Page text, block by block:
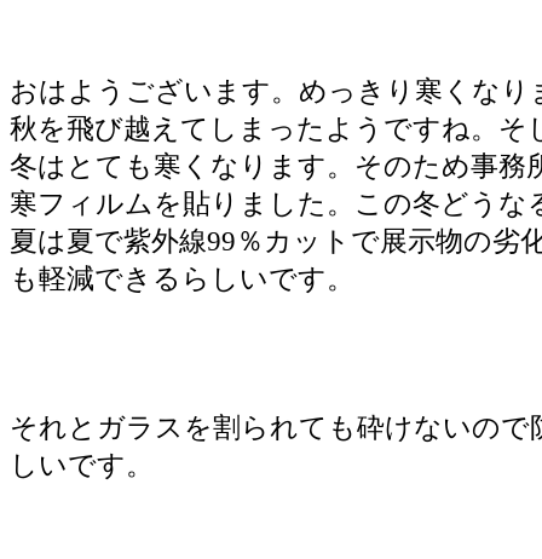
おはようございます。めっきり寒くなり
秋を飛び越えてしまったようですね。そ
冬はとても寒くなります。そのため事務
寒フィルムを貼りました。この冬どうな
夏は夏で紫外線99％カットで展示物の劣
も軽減できるらしいです。
それとガラスを割られても砕けないので
しいです。